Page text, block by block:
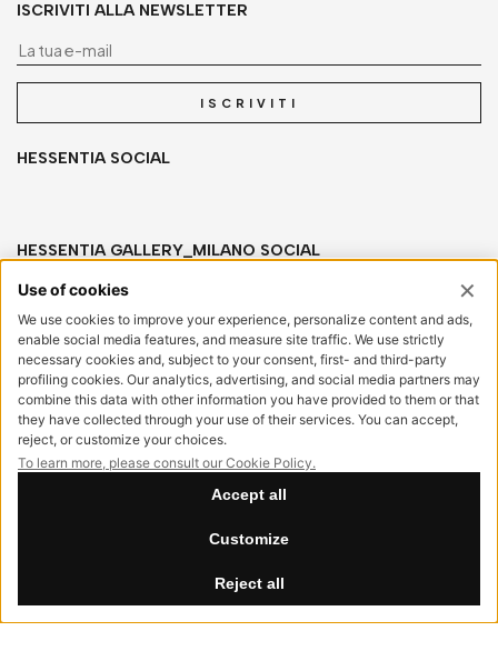
ISCRIVITI ALLA NEWSLETTER
ISCRIVITI
HESSENTIA SOCIAL
HESSENTIA GALLERY_MILANO SOCIAL
HESSENTIA
Via San Salvatore, sn
20841 Carate Brianza (MB) Italia
info@hessentia.com
Tel:+39 0362687515
AREA CLIENTI